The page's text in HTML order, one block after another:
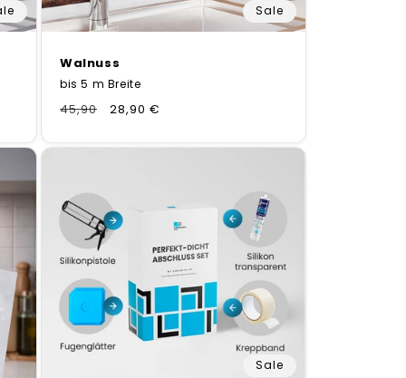
Sale
Walnuss
bis 5 m Breite
Normaler
45,90 Verkaufspreis
28,90 €
Sale